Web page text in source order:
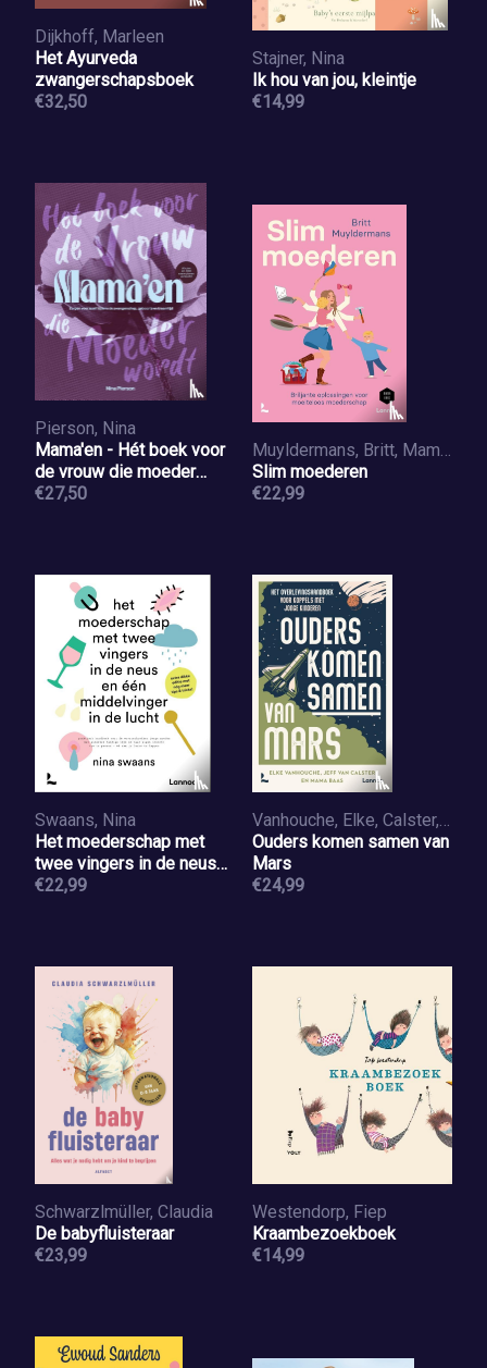
Dijkhoff, Marleen
Het Ayurveda
zwangerschapsboek
€32,50
Stajner, Nina
Ik hou van jou, kleintje
€14,99
Pierson, Nina
Mama'en - Hét boek voor
de vrouw die moeder
wordt
€27,50
Muyldermans, Britt, Mama Baas
Slim moederen
€22,99
Swaans, Nina
Het moederschap met
twee vingers in de neus
en een middelvinger in de
€22,99
Vanhouche, Elke, Calster, Jeff Van, Mama Baas
Ouders komen samen van
Mars
€24,99
Schwarzlmüller, Claudia
De babyfluisteraar
€23,99
Westendorp, Fiep
Kraambezoekboek
€14,99